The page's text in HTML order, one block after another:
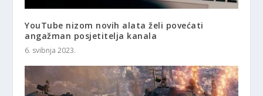
YouTube nizom novih alata želi povećati
angažman posjetitelja kanala
6. svibnja 2023.